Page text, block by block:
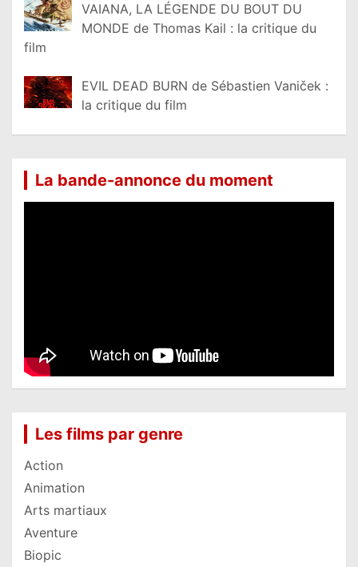
VAIANA, LA LÉGENDE DU BOUT DU
MONDE de Thomas Kail : la critique du
film
EVIL DEAD BURN de Sébastien Vaniček :
la critique du film
La bande-annonce du moment
Les films par genre
Action
Animation
Arts martiaux
Aventure
Biopic